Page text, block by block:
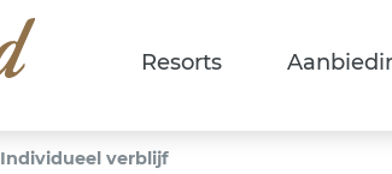
Resorts
Individueel verblijf